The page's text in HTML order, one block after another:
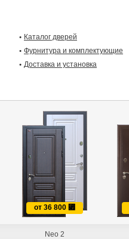
Каталог дверей
Фурнитура и комплектующие
Доставка и установка
от 36 800 ⃏
Neo 2